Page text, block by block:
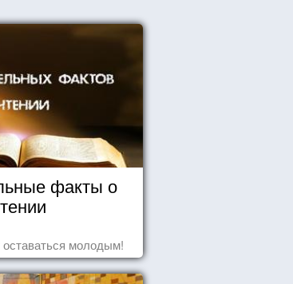
факты о
оставаться молодым!